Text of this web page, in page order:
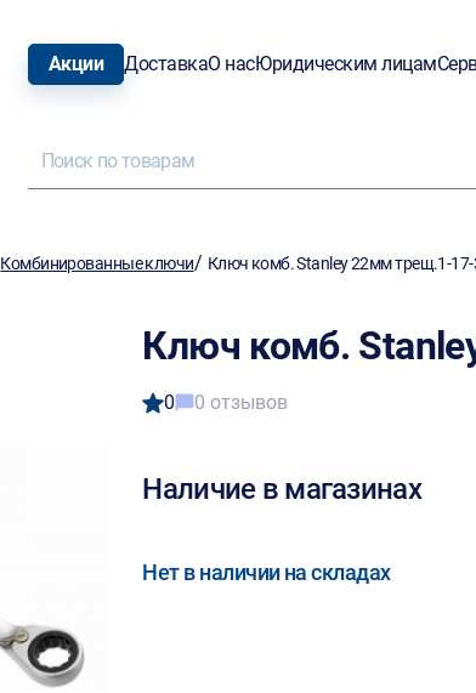
Акции ДоставкаО насЮридическим лицам
Комбинированные ключи/ Ключ комб. Stanley 22мм трещ.1-17-
Ключ комб.
0 0 отзывов
Наличие в магазинах
Нет в наличии на складах